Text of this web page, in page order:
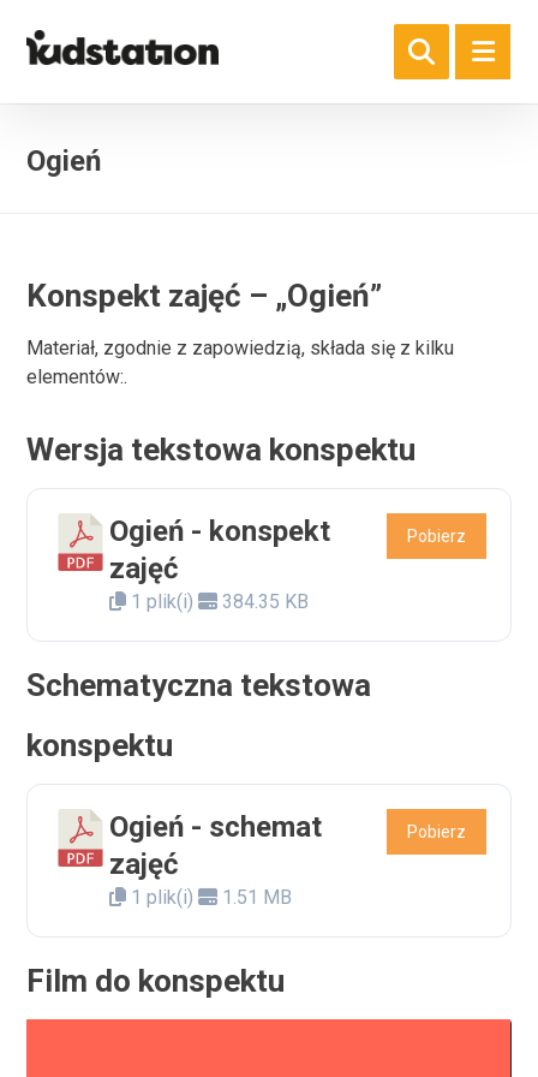
Ogień
Konspekt zajęć – „Ogień”
Materiał, zgodnie z zapowiedzią, składa się z kilku
elementów:.
Wersja tekstowa konspektu
Ogień - konspekt
zajęć
1 plik(i) 384.35 KB
Pobierz
Schematyczna tekstowa
konspektu
Ogień - schemat
zajęć
1 plik(i) 1.51 MB
Pobierz
Film do konspektu